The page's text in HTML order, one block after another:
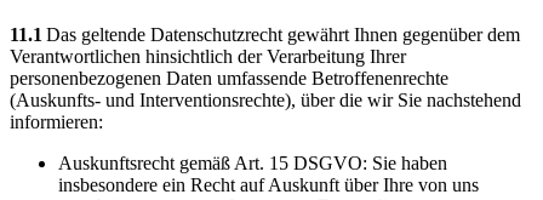
11.1 Das geltende Datenschutzrecht gewährt Ihnen gegenüber dem
Verantwortlichen hinsichtlich der Verarbeitung Ihrer
personenbezogenen Daten umfassende Betroffenenrechte
(Auskunfts- und Interventionsrechte), über die wir Sie nachstehend
informieren:
Auskunftsrecht gemäß Art. 15 DSGVO: Sie haben
insbesondere ein Recht auf Auskunft über Ihre von uns